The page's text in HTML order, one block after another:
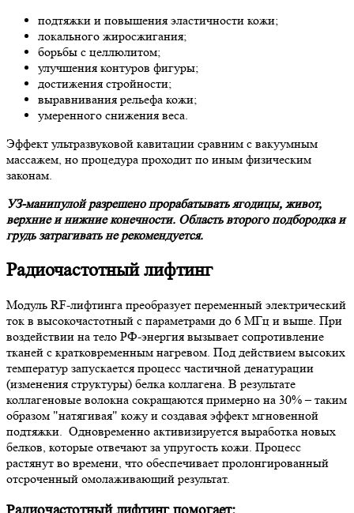
подтяжки и повышения эластичности кожи;
локального жиросжигания;
борьбы с целлюлитом;
улучшения контуров фигуры;
достижения стройности;
выравнивания рельефа кожи;
умеренного снижения веса.
Эффект ультразвуковой кавитации сравним с вакуумным
массажем, но процедура проходит по иным физическим
законам.
УЗ-манипулой разрешено прорабатывать ягодицы, живот,
верхние и нижние конечности. Область второго подбородка и
грудь затрагивать не рекомендуется.
Радиочастотный лифтинг
Модуль RF-лифтинга преобразует переменный электрический
ток в высокочастотный с параметрами до 6 МГц и выше. При
воздействии на тело РФ-энергия вызывает сопротивление
тканей с кратковременным нагревом. Под действием высоких
температур запускается процесс частичной денатурации
(изменения структуры) белка коллагена. В результате
коллагеновые волокна сокращаются примерно на 30% – таким
образом "натягивая" кожу и создавая эффект мгновенной
подтяжки. Одновременно активизируется выработка новых
белков, которые отвечают за упругость кожи. Процесс
растянут во времени, что обеспечивает пролонгированный
отсроченный омолаживающий результат.